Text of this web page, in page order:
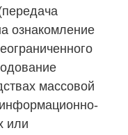
ознакомление
массовой
или